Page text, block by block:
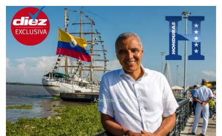
X
X
X
X
X
X